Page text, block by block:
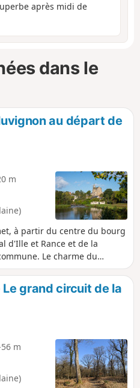
après midi de
dans le
au départ de
m
à partir du centre du bourg
d'Ille et Rance et de la
Le charme du
d'une double haie de
d'un pique nique. Après
la voie piétonne du Vau
Le grand circuit de la
m